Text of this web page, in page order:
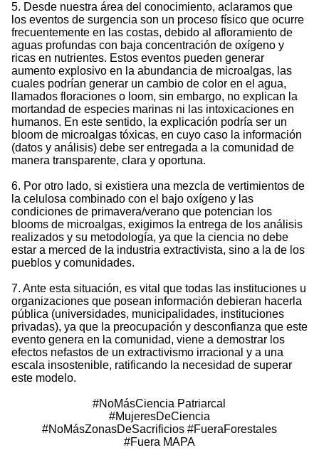
5. Desde nuestra área del conocimiento, aclaramos que
los eventos de surgencia son un proceso físico que ocurre
frecuentemente en las costas, debido al afloramiento de
aguas profundas con baja concentración de oxígeno y
ricas en nutrientes. Estos eventos pueden generar
aumento explosivo en la abundancia de microalgas, las
cuales podrían generar un cambio de color en el agua,
llamados floraciones o loom, sin embargo, no explican la
mortandad de especies marinas ni las intoxicaciones en
humanos. En este sentido, la explicación podría ser un
bloom de microalgas tóxicas, en cuyo caso la información
(datos y análisis) debe ser entregada a la comunidad de
manera transparente, clara y oportuna.
6. Por otro lado, si existiera una mezcla de vertimientos de
la celulosa combinado con el bajo oxígeno y las
condiciones de primavera/verano que potencian los
blooms de microalgas, exigimos la entrega de los análisis
realizados y su metodología, ya que la ciencia no debe
estar a merced de la industria extractivista, sino a la de los
pueblos y comunidades.
7. Ante esta situación, es vital que todas las instituciones u
organizaciones que posean información debieran hacerla
pública (universidades, municipalidades, instituciones
privadas), ya que la preocupación y desconfianza que este
evento genera en la comunidad, viene a demostrar los
efectos nefastos de un extractivismo irracional y a una
escala insostenible, ratificando la necesidad de superar
este modelo.
#NoMásCiencia Patriarcal
#MujeresDeCiencia
#NoMásZonasDeSacrificios #FueraForestales
#Fuera MAPA